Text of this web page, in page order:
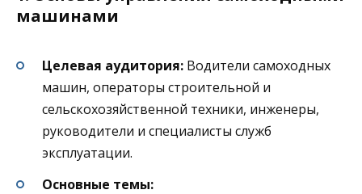
машинами
Целевая аудитория: Водители самоходных
машин, операторы строительной и
сельскохозяйственной техники, инженеры,
руководители и специалисты служб
эксплуатации.
Основные темы: